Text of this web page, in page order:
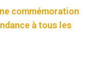
commémoration
à tous les